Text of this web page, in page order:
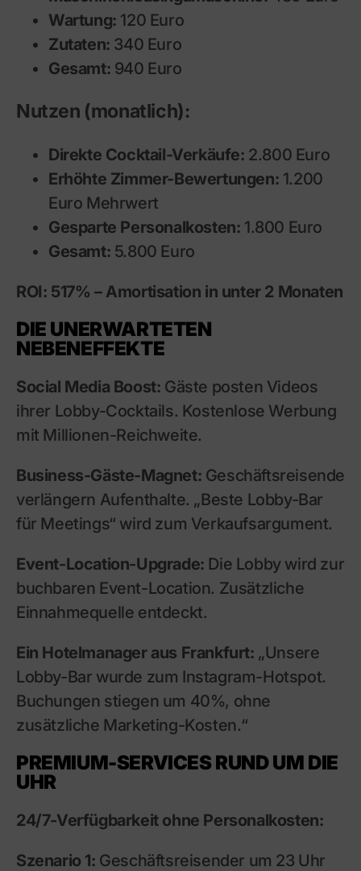
Wartung: 120 Euro
Zutaten: 340 Euro
Gesamt: 940 Euro
Nutzen (monatlich):
Direkte Cocktail-Verkäufe: 2.800 Euro
Erhöhte Zimmer-Bewertungen: 1.200
Euro Mehrwert
Gesparte Personalkosten: 1.800 Euro
Gesamt: 5.800 Euro
ROI: 517% – Amortisation in unter 2 Monaten
DIE UNERWARTETEN
NEBENEFFEKTE
Social Media Boost: Gäste posten Videos
ihrer Lobby-Cocktails. Kostenlose Werbung
mit Millionen-Reichweite.
Business-Gäste-Magnet: Geschäftsreisende
verlängern Aufenthalte. „Beste Lobby-Bar
für Meetings“ wird zum Verkaufsargument.
Event-Location-Upgrade: Die Lobby wird zur
buchbaren Event-Location. Zusätzliche
Einnahmequelle entdeckt.
Ein Hotelmanager aus Frankfurt: „Unsere
Lobby-Bar wurde zum Instagram-Hotspot.
Buchungen stiegen um 40%, ohne
zusätzliche Marketing-Kosten.“
PREMIUM-SERVICES RUND UM DIE
UHR
24/7-Verfügbarkeit ohne Personalkosten:
Szenario 1: Geschäftsreisender um 23 Uhr